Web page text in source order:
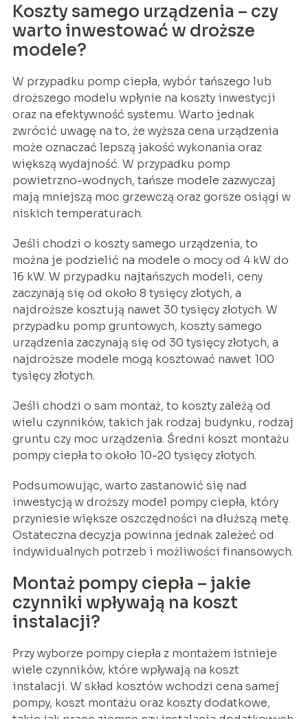
Koszty samego urządzenia – czy
warto inwestować w droższe
modele?
W przypadku pomp ciepła, wybór tańszego lub
droższego modelu wpłynie na koszty inwestycji
oraz na efektywność systemu. Warto jednak
zwrócić uwagę na to, że wyższa cena urządzenia
może oznaczać lepszą jakość wykonania oraz
większą wydajność. W przypadku pomp
powietrzno-wodnych, tańsze modele zazwyczaj
mają mniejszą moc grzewczą oraz gorsze osiągi w
niskich temperaturach.
Jeśli chodzi o koszty samego urządzenia, to
można je podzielić na modele o mocy od 4 kW do
16 kW. W przypadku najtańszych modeli, ceny
zaczynają się od około 8 tysięcy złotych, a
najdroższe kosztują nawet 30 tysięcy złotych. W
przypadku pomp gruntowych, koszty samego
urządzenia zaczynają się od 30 tysięcy złotych, a
najdroższe modele mogą kosztować nawet 100
tysięcy złotych.
Jeśli chodzi o sam montaż, to koszty zależą od
wielu czynników, takich jak rodzaj budynku, rodzaj
gruntu czy moc urządzenia. Średni koszt montażu
pompy ciepła to około 10-20 tysięcy złotych.
Podsumowując, warto zastanowić się nad
inwestycją w droższy model pompy ciepła, który
przyniesie większe oszczędności na dłuższą metę.
Ostateczna decyzja powinna jednak zależeć od
indywidualnych potrzeb i możliwości finansowych.
Montaż pompy ciepła – jakie
czynniki wpływają na koszt
instalacji?
Przy wyborze pompy ciepła z montażem istnieje
wiele czynników, które wpływają na koszt
instalacji. W skład kosztów wchodzi cena samej
pompy, koszt montażu oraz koszty dodatkowe,